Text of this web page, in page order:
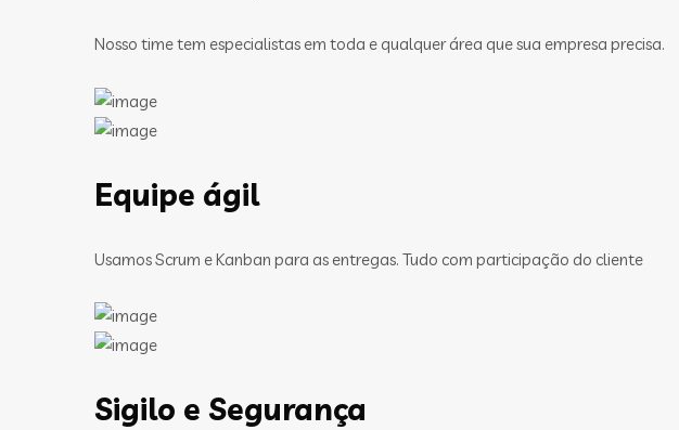
Nosso time tem especialistas em toda e qualquer área que sua empresa precisa.
Equipe ágil
Usamos Scrum e Kanban para as entregas. Tudo com participação do cliente
Sigilo e Segurança